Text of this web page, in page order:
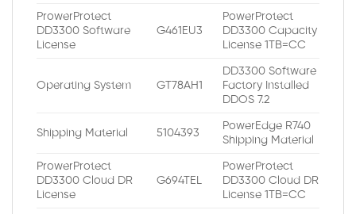
ProwerProtect
DD3300 Software
License
G461EU3
PowerProtect
DD3300 Capacity
License 1TB=CC
Operating System GT78AH1
DD3300 Software
Factory Installed
DDOS 7.2
Shipping Material 5104393
PowerEdge R740
Shipping Material
ProwerProtect
DD3300 Cloud DR
License
G694TEL
PowerProtect
DD3300 Cloud DR
License 1TB=CC